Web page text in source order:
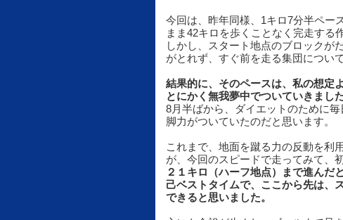
今回は、昨年同様、1キロ7分半ペー
まま42キロを歩くことなく完走する
しかし、スタート地点のブロックが
がとれず、すぐ前を走る集団につい
結果的に、そのペースは、私の想定
とにかく無我夢中でついていきました
8月半ばから、ダイエットのために
脚力がついていたのだと思います。
これまで、地面を蹴る力の反動を利
が、今回のスピードで走ってみて、
２１キロ（ハーフ地点）まで進んだ
己ベストタイムで、ここから先は、
できると思いました。